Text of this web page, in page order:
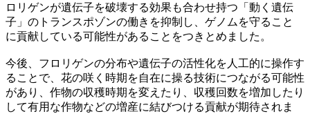
ロリゲンが遺伝子を破壊する効果も合わせ持つ「動く遺伝
子」のトランスポゾンの働きを抑制し、ゲノムを守ること
に貢献している可能性があることをつきとめました。
今後、フロリゲンの分布や遺伝子の活性化を人工的に操作す
ることで、花の咲く時期を自在に操る技術につながる可能性
があり、作物の収穫時期を変えたり、収穫回数を増加したり
して有用な作物などの増産に結びつける貢献が期待されま